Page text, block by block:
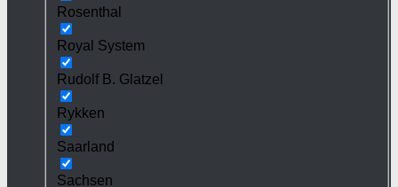
Rosenthal
Royal System
Rudolf B. Glatzel
Rykken
Saarland
Sachsen